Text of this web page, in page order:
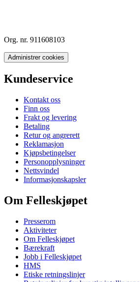
Org. nr. 911608103
Administrer cookies
Kundeservice
Kontakt oss
Finn oss
Frakt og levering
Betaling
Retur og angrerett
Reklamasjon
Kjøpsbetingelser
Personopplysninger
Nettsvindel
Informasjonskapsler
Om Felleskjøpet
Presserom
Aktiviteter
Om Felleskjøpet
Bærekraft
Jobb i Felleskjøpet
HMS
Etiske retningslinjer